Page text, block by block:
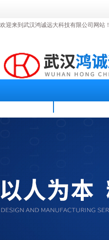
欢迎来到武汉鸿诚远大科技有限公司网站！